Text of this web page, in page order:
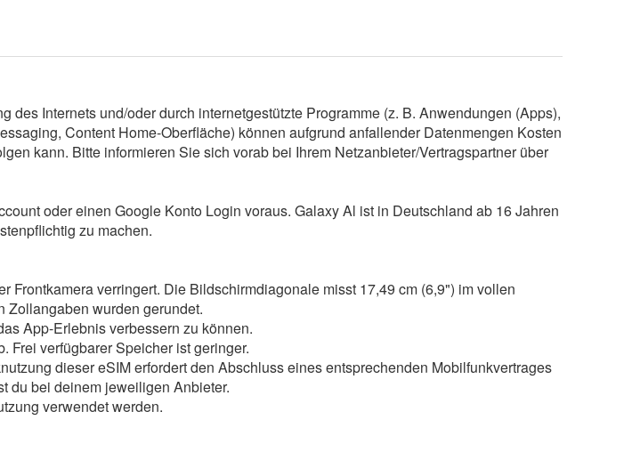
Internets und/oder durch internetgestützte Programme (z. B. Anwendungen (Apps),
Content Home-Oberfläche) können aufgrund anfallender Datenmengen Kosten
kann. Bitte informieren Sie sich vorab bei Ihrem Netzanbieter/Vertragspartner über
oder einen Google Konto Login voraus. Galaxy Al ist in Deutschland ab 16 Jahren
zu machen.
verringert. Die Bildschirmdiagonale misst 17,49 cm (6,9") im vollen
Zollangaben wurden gerundet.
App-Erlebnis verbessern zu können.
Frei verfügbarer Speicher ist geringer.
dieser eSIM erfordert den Abschluss eines entsprechenden Mobilfunkvertrages
du bei deinem jeweiligen Anbieter.
verwendet werden.